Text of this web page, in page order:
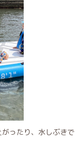
ったり、水しぶき